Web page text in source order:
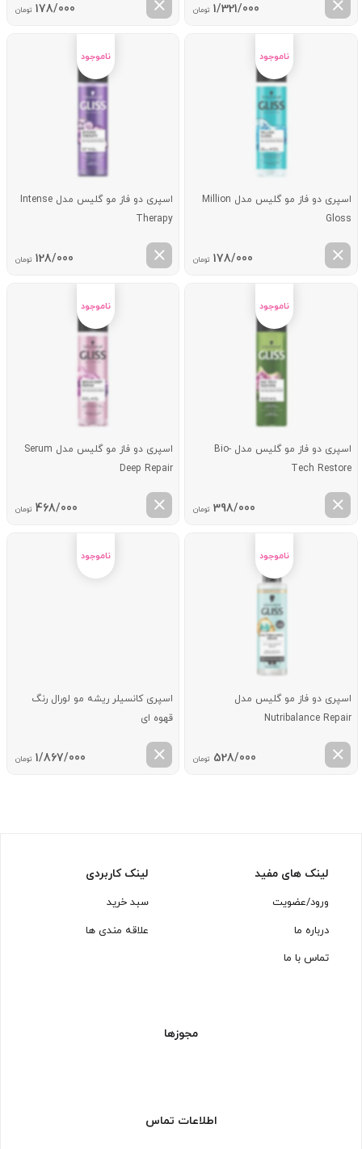
1/321/000 تومان 178/000 تومان
اسپری دو فاز مو گلیس مدل Million
Gloss
178/000 تومان
اسپری دو فاز مو گلیس مدل Intense
Therapy
128/000 تومان
اسپری دو فاز مو گلیس مدل Bio-
Tech Restore
398/000 تومان
اسپری دو فاز مو گلیس مدل Serum
Deep Repair
468/000 تومان
اسپری دو فاز مو گلیس مدل
Nutribalance Repair
528/000 تومان
اسپری کانسیلر ریشه مو لورال رنگ
قهوه ای
1/867/000 تومان
لینک های مفید
ورود/عضویت
درباره ما
تماس با ما
لینک کاربردی
سبد خرید
علاقه مندی ها
مجوزها
اطلاعات تماس